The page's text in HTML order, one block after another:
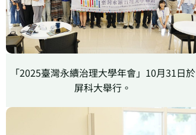
「2025臺灣永續治理大學年會」10月31日於
屏科大舉行。